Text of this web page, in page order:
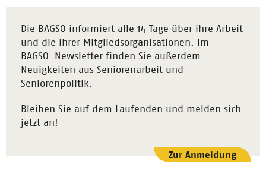
Die BAGSO informiert alle 14 Tage über ihre Arbeit
und die ihrer Mitgliedsorganisationen. Im
BAGSO-Newsletter finden Sie außerdem
Neuigkeiten aus Seniorenarbeit und
Seniorenpolitik.
Bleiben Sie auf dem Laufenden und melden sich
jetzt an!
Zur Anmeldung